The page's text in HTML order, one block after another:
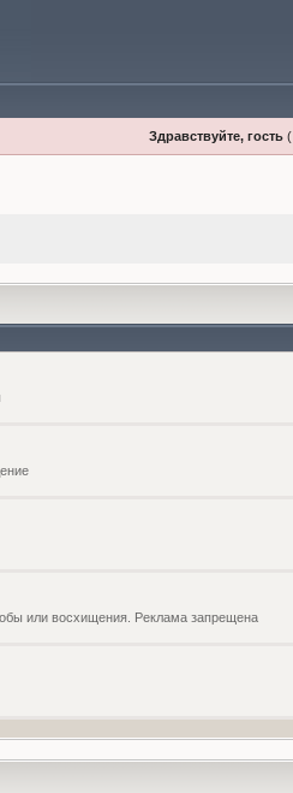
Здравствуйте, гость(
или восхищения. Реклама запрещена